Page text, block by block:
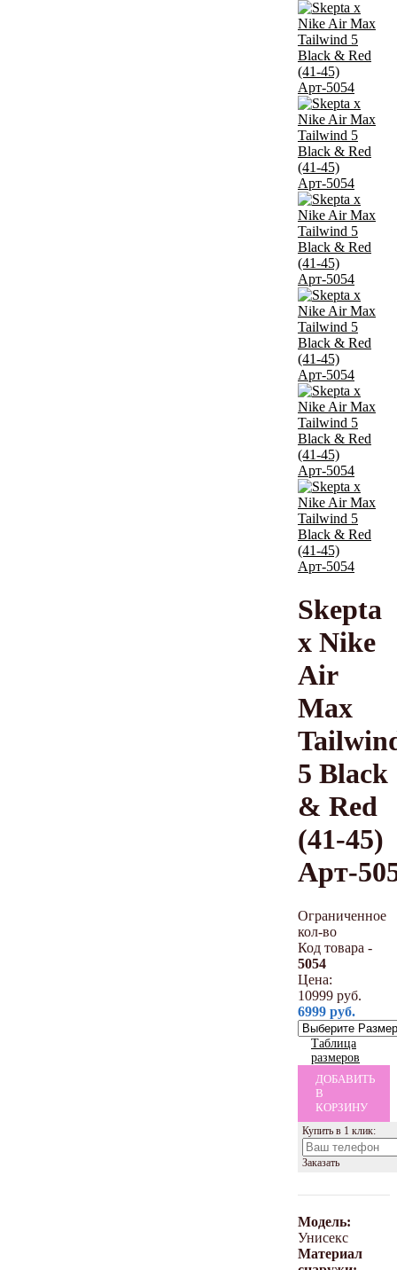
Skepta
x Nike
Air
Max
5 Black
& Red
(41-45)
Арт-
Ограниченное
кол-во
Код товара -
5054
Цена:
10999 руб.
6999 руб.
Таблица
размеров
ДОБАВИТЬ
В
КОРЗИНУ
Купить в 1 клик:
Заказать
Модель:
Унисекс
Материал